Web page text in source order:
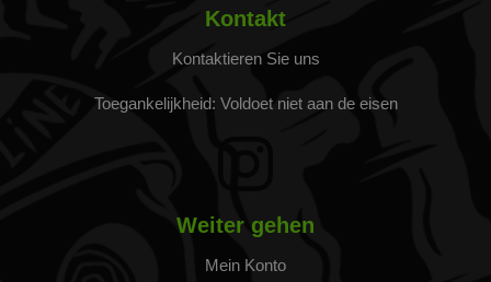
Kontakt
Kontaktieren Sie uns
Toegankelijkheid: Voldoet niet aan de eisen
Weiter gehen
Mein Konto